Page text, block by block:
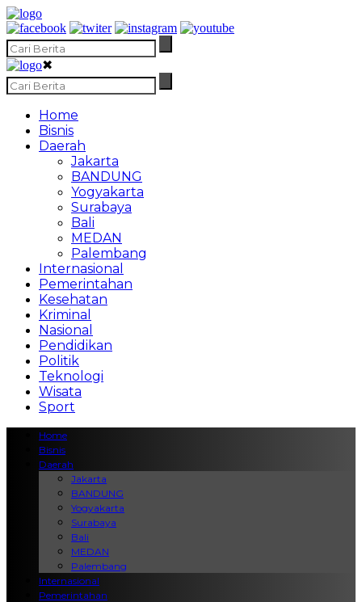
✖
Home
Bisnis
Daerah
Jakarta
BANDUNG
Yogyakarta
Surabaya
Bali
MEDAN
Palembang
Internasional
Pemerintahan
Kesehatan
Kriminal
Nasional
Pendidikan
Politik
Teknologi
Wisata
Sport
Home
Bisnis
Daerah
Jakarta
BANDUNG
Yogyakarta
Surabaya
Bali
MEDAN
Palembang
Internasional
Pemerintahan